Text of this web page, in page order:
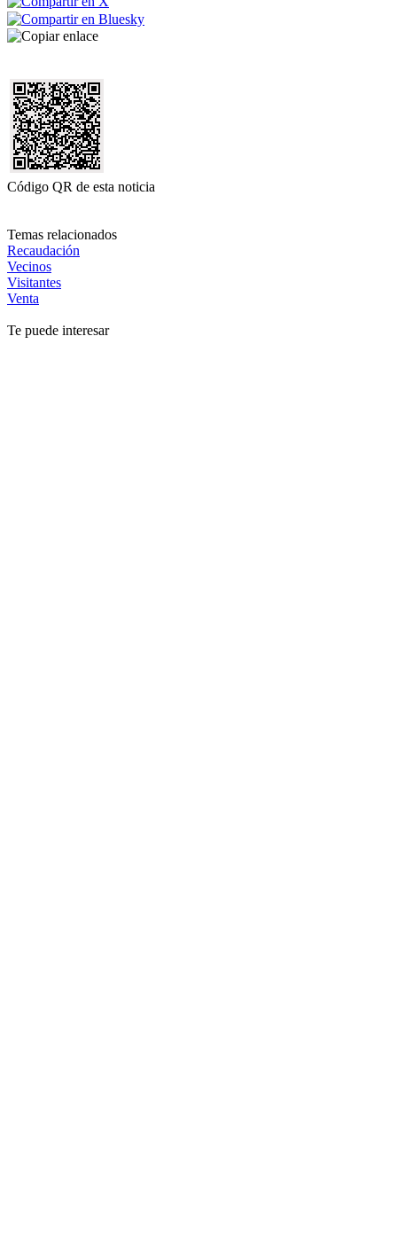
Código QR de esta noticia
Temas relacionados
Recaudación
Vecinos
Visitantes
Venta
Te puede interesar